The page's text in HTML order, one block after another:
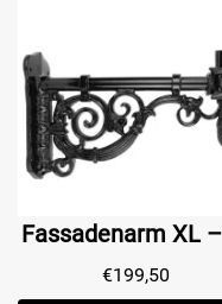
€199,50